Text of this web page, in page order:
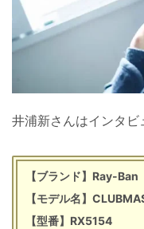
井浦新さんはインタビ
【ブランド】Ray-Ban
【モデル名】
【型番】RX5154